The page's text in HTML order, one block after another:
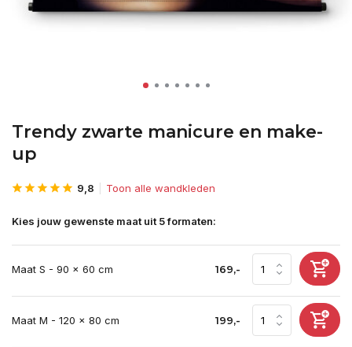
Trendy zwarte manicure en make-
up
9,8 Toon alle wandkleden
Kies jouw gewenste maat uit 5 formaten:
Maat S - 90 x 60 cm 169,-
Maat M - 120 x 80 cm 199,-